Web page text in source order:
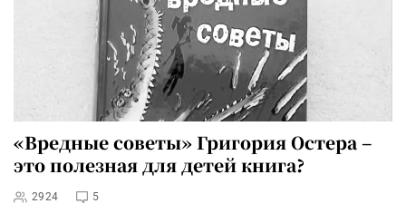
«Вредные советы» Григория Остера –
это полезная для детей книга?
2924 5